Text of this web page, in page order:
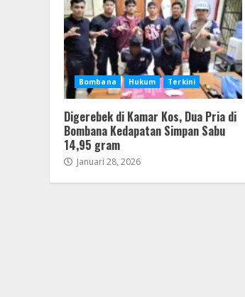
Bombana Hukum Terkini
Digerebek di Kamar Kos, Dua Pria di
Bombana Kedapatan Simpan Sabu
14,95 gram
Januari 28, 2026